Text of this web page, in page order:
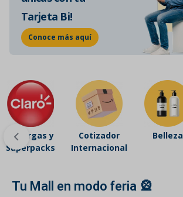
Tarjeta Bi!
Conoce más aquí
Recargas y
Superpacks
Cotizador
Internacional
Belleza
Tu Mall en modo feria 🎡